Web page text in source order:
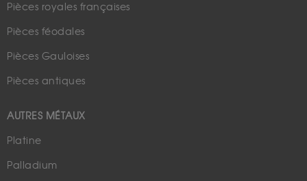
Pièces royales françaises
Pièces féodales
Pièces Gauloises
Pièces antiques
AUTRES MÉTAUX
Platine
Palladium